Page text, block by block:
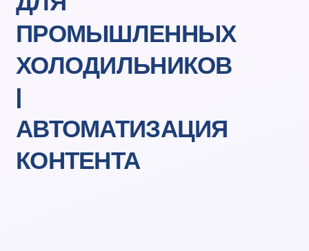
ПРОМЫШЛЕННЫХ
ХОЛОДИЛЬНИКОВ
|
АВТОМАТИЗАЦИЯ
КОНТЕНТА